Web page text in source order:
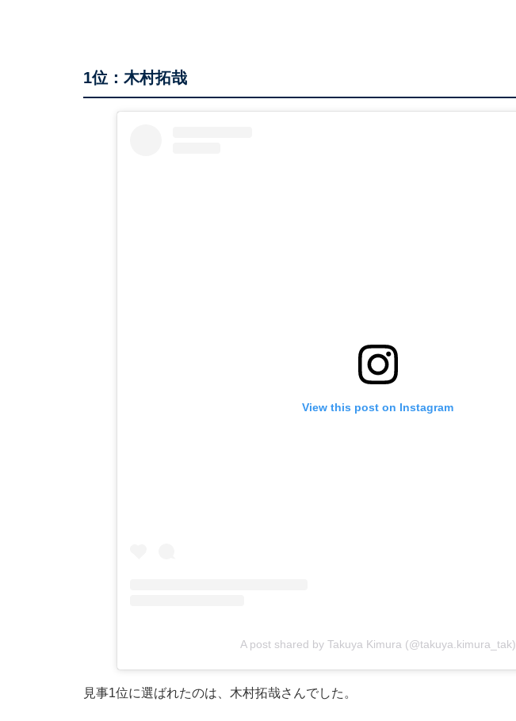
1位：木村拓哉
View this post on Instagram
A post shared by Takuya Kimura (@takuya.kimura_tak)
見事1位に選ばれたのは、木村拓哉さんでした。